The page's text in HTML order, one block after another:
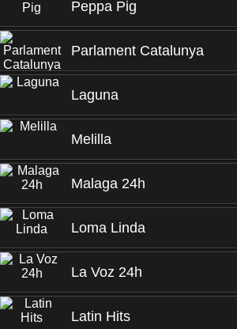
Peppa Pig
Parlament Catalunya
Laguna
Melilla
Malaga 24h
Loma Linda
La Voz 24h
Latin Hits